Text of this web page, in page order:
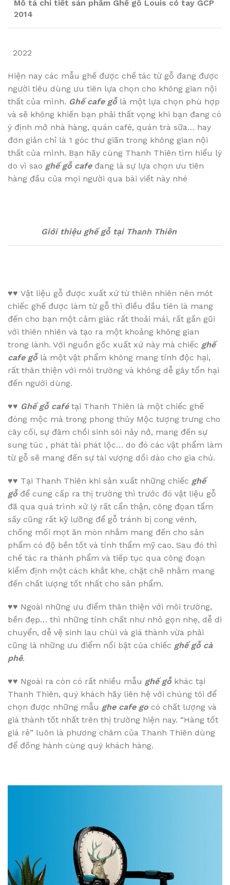
Mô tả chi tiết sản phẩm Ghế gỗ Louis có tay GCP
2014
2022
Hiện nay các mẫu ghế được chế tác từ gỗ đang được
người tiêu dùng ưu tiên lựa chọn cho không gian nội
thất của mình. Ghế cafe gỗ là một lựa chọn phù hợp
và sẽ không khiến bạn phải thất vọng khi bạn đang có
ý định mở nhà hàng, quán café, quán trà sữa… hay
đơn giản chỉ là 1 góc thư giãn trong không gian nội
thất của mình. Bạn hãy cùng Thanh Thiên tìm hiểu lý
do vì sao ghế gỗ cafeđang là sự lựa chọn ưu tiên
hàng đầu của mọi người qua bài viết này nhé
Giới thiệu ghế gỗ tại Thanh Thiên
♥♥ Vật liệu gỗ được xuất xứ từ thiên nhiên nên môt
chiếc ghế được làm từ gỗ thì điều đầu tiên là mang
đến cho bạn một cảm giác rất thoải mái, rất gần gũi
với thiên nhiên và tạo ra một khoảng không gian
trong lành. Với nguồn gốc xuất xứ này mà chiếc ghế
cafe gỗ là một vật phẩm không mang tính độc hại,
rất thân thiện với môi trường và không dễ gây tổn hại
đến người dùng.
♥♥ Ghế gỗ cafétại Thanh Thiên là một chiếc ghế
đóng mộc mà trong phong thủy Mộc tượng trưng cho
cây cối, sự đâm chồi sinh sôi nảy nở, mang đến sự
sung túc , phát tài phát lộc… do đó các vật phẩm làm
từ gỗ sẽ mang đến sự tài vượng dồi dào cho gia chủ.
♥♥ Tại Thanh Thiên khi sản xuất những chiếc ghế
gỗ để cung cấp ra thị trường thì trước đó vật liệu gỗ
đã qua quá trình xử lý rất cẩn thận, công đọan tẩm
sấy cũng rất kỹ lưỡng để gỗ tránh bị cong vênh,
chống mối mọt ăn mòn nhằm mang đến cho sản
phẩm có độ bền tốt và tính thẩm mỹ cao. Sau đó thì
chế tác ra thành phẩm và tiếp tục qua công đoạn
kiểm định một cách khắt khe, chặt chẽ nhằm mang
đến chất lượng tốt nhất cho sản phẩm.
♥♥ Ngoài những ưu điểm thân thiện với môi trường,
bền đẹp… thì những tính chất như nhỏ gọn nhẹ, dễ di
chuyển, dễ vệ sinh lau chùi và giá thành vừa phải
cũng là những ưu điểm nổi bật của chiếc ghế gỗ cà
phê.
♥♥ Ngoài ra còn có rất nhiều mẫu ghế gỗ khác tại
Thanh Thiên, quý khách hãy liên hệ với chúng tôi để
chọn được những mẫu ghe cafe go có chất lượng và
giá thành tốt nhất trên thị trường hiện nay. “Hàng tốt
giá rẻ” luôn là phương châm của Thanh Thiên dùng
để đồng hành cùng quý khách hàng.